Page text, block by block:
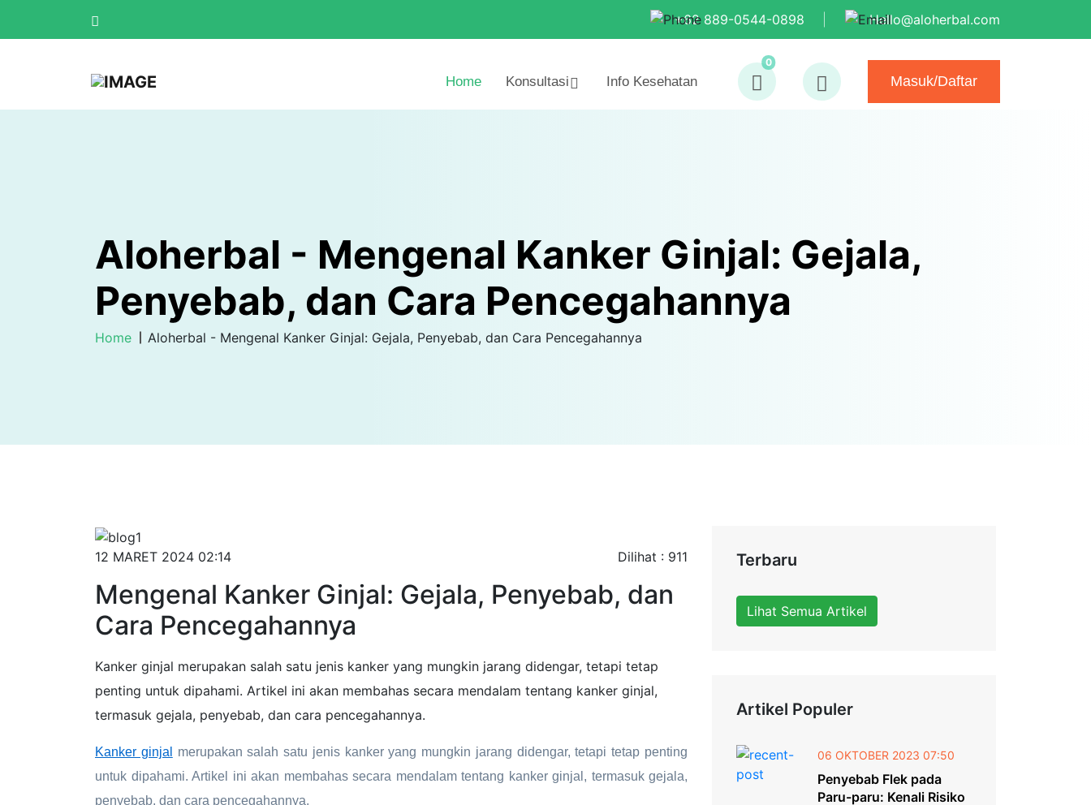
+62 889-0544-0898 Hello@aloherbal.com
Home Konsultasi Info Kesehatan
0
Masuk/Daftar
Aloherbal - Mengenal Kanker Ginjal: Gejala,
Penyebab, dan Cara Pencegahannya
Home Aloherbal - Mengenal Kanker Ginjal: Gejala, Penyebab, dan Cara Pencegahannya
12 MARET 2024 02:14 Dilihat : 911
Mengenal Kanker Ginjal: Gejala, Penyebab, dan
Cara Pencegahannya
Kanker ginjal merupakan salah satu jenis kanker yang mungkin jarang didengar, tetapi tetap
penting untuk dipahami. Artikel ini akan membahas secara mendalam tentang kanker ginjal,
termasuk gejala, penyebab, dan cara pencegahannya.
Kanker ginjal
merupakan salah satu jenis kanker yang mungkin jarang didengar, tetapi tetap penting
untuk dipahami. Artikel ini akan membahas secara mendalam tentang kanker ginjal, termasuk gejala,
penyebab, dan cara pencegahannya.
Terbaru
Lihat Semua Artikel
Artikel Populer
06 OKTOBER 2023 07:50
Penyebab Flek pada
Paru-paru: Kenali Risiko